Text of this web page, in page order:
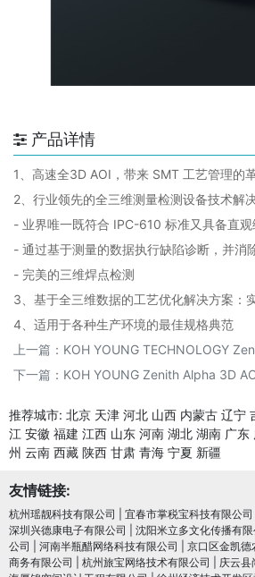
产品详情
1、高速全3D AOI，带来 SMT 工艺管理的
2、行业领先的全三维测量检测设备技术解
- 业界唯一既符合 IPC-610 标准又具备直
- 通过基于测量的数据执行缺陷诊断，并消
- 完美的三维焊点检测
3、基于全三维数据的工艺优化解决方案：
4、适用于各种生产环境的最佳规格典范
上一篇： KOH YOUNG TECHNOLOGY
下一篇： KOH YOUNG Zenith Alpha 3D
推荐城市: 北京 天津 河北 山西 内蒙古 辽宁
江 安徽 福建 江西 山东 河南 湖北 湖南 广东
州 云南 西藏 陕西 甘肃 青海 宁夏 新疆
友情链接:
杭州瑶靓科技有限公司 宜春市掌税宝科技有限公司
深圳兴德康电子有限公司
沈阳米立多文化传播有限
公司
河南半瓶醋网络科技有限公司 京口区金凯德
商务有限公司
杭州旅宝网络技术有限公司 庆云县